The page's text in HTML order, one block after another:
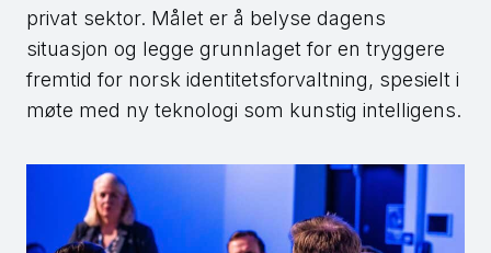
privat sektor. Målet er å belyse dagens
situasjon og legge grunnlaget for en tryggere
fremtid for norsk identitetsforvaltning, spesielt i
møte med ny teknologi som kunstig intelligens.